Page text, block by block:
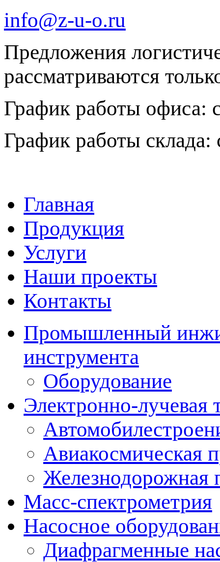
info@z-u-o.ru
Предложения
рассматриваются
График работы офиса:
График работы
Главная
Продукция
Услуги
Наши проекты
Контакты
Промышленный
инструмента
Оборудование
Электронно-лучевая
Авиакосмическая
Железнодорожная
Масс-спектрометрия
Насосное
Диафрагменные